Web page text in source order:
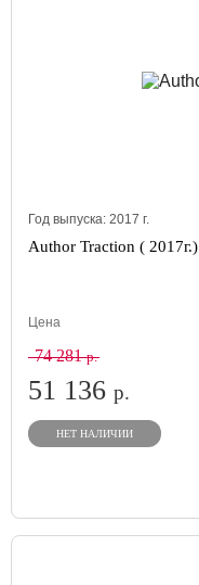
Год выпуска: 2017 г.
Author Traction ( 2017г.)
Цена
74 281р.
51 136 р.
НЕТ НАЛИЧИИ